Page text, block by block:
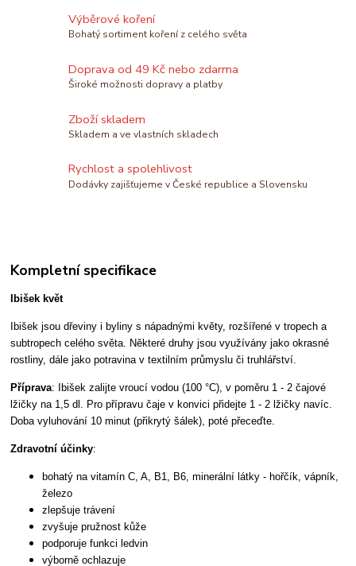
Výběrové koření
Bohatý sortiment koření z celého světa
Doprava od 49 Kč nebo zdarma
Široké možnosti dopravy a platby
Zboží skladem
Skladem a ve vlastních skladech
Rychlost a spolehlivost
Dodávky zajišťujeme v České republice a Slovensku
Kompletní specifikace
Ibišek květ
Ibišek jsou dřeviny i byliny s nápadnými květy, rozšířené v tropech a
subtropech celého světa. Některé druhy jsou využívány jako okrasné
rostliny, dále jako potravina v textilním průmyslu či truhlářství.
Příprava: Ibišek zalijte vroucí vodou (100 °C), v poměru 1 - 2 čajové
lžičky na 1,5 dl. Pro přípravu čaje v konvici přidejte 1 - 2 lžičky navíc.
Doba vyluhování 10 minut (přikrytý šálek), poté přeceďte.
Zdravotní účinky:
bohatý na vitamín C, A, B1, B6, minerální látky - hořčík, vápník,
železo
zlepšuje trávení
zvyšuje pružnost kůže
podporuje funkci ledvin
výborně ochlazuje